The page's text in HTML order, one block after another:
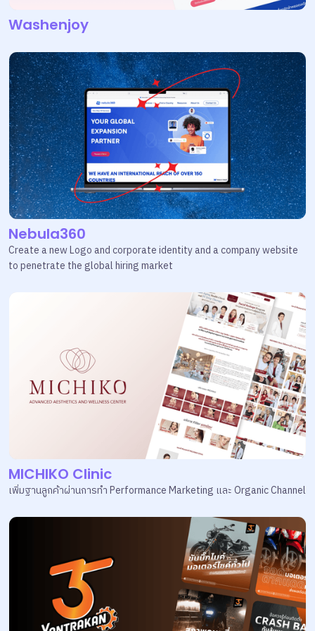
Washenjoy
Nebula360
Create a new Logo and corporate identity and a company website
to penetrate the global hiring market
MICHIKO Clinic
เพิ่มฐานลูกค้าผ่านการทำ Performance Marketing และ Organic Channel